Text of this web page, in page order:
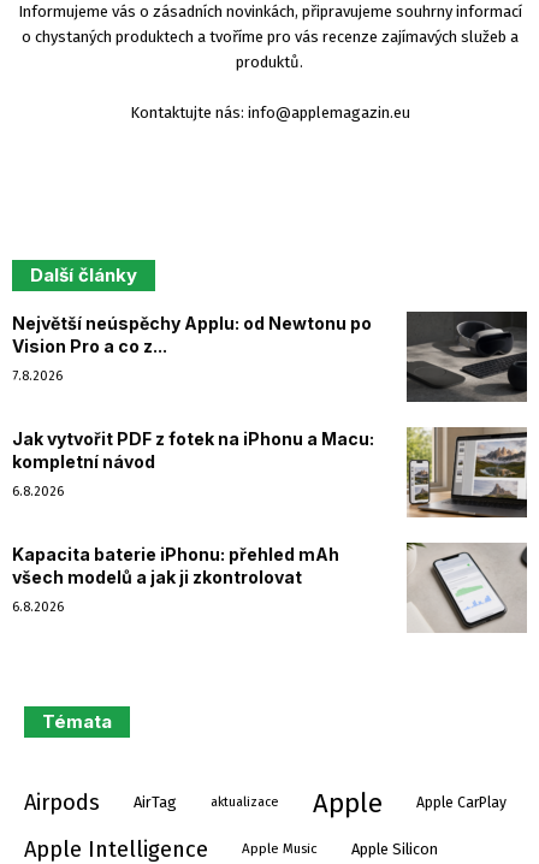
Informujeme vás o zásadních novinkách, připravujeme souhrny informací
o chystaných produktech a tvoříme pro vás recenze zajímavých služeb a
produktů.
Kontaktujte nás: info@applemagazin.eu
Další články
Největší neúspěchy Applu: od Newtonu po
Vision Pro a co z...
7.8.2026
Jak vytvořit PDF z fotek na iPhonu a Macu:
kompletní návod
6.8.2026
Kapacita baterie iPhonu: přehled mAh
všech modelů a jak ji zkontrolovat
6.8.2026
Témata
Airpods AirTag aktualizace Apple Apple CarPlay
Apple Intelligence Apple Music Apple Silicon